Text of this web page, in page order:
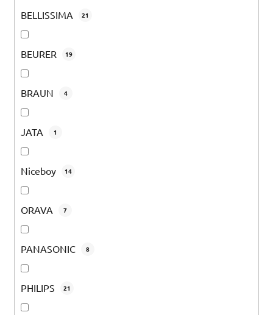
BELLISSIMA 21
BEURER 19
BRAUN 4
JATA 1
Niceboy 14
ORAVA 7
PANASONIC 8
PHILIPS 21